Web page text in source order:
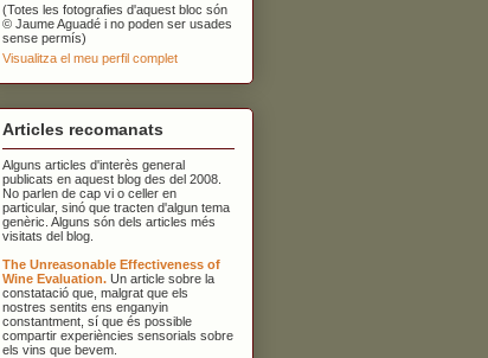
(Totes les fotografies d'aquest bloc són
© Jaume Aguadé i no poden ser usades
sense permís)
Visualitza el meu perfil complet
Articles recomanats
Alguns articles d'interès general
publicats en aquest blog des del 2008.
No parlen de cap vi o celler en
particular, sinó que tracten d'algun tema
genèric. Alguns són dels articles més
visitats del blog.
The Unreasonable Effectiveness of
Wine Evaluation. Un article sobre la
constatació que, malgrat que els
nostres sentits ens enganyin
constantment, sí que és possible
compartir experiències sensorials sobre
els vins que bevem.